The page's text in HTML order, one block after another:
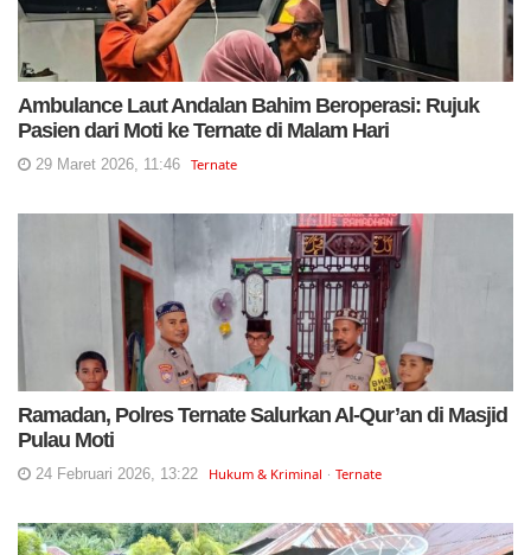
Ambulance Laut Andalan Bahim Beroperasi: Rujuk
Pasien dari Moti ke Ternate di Malam Hari
29 Maret 2026, 11:46 Ternate
Ramadan, Polres Ternate Salurkan Al-Qur’an di Masjid
Pulau Moti
24 Februari 2026, 13:22 Hukum & Kriminal Ternate